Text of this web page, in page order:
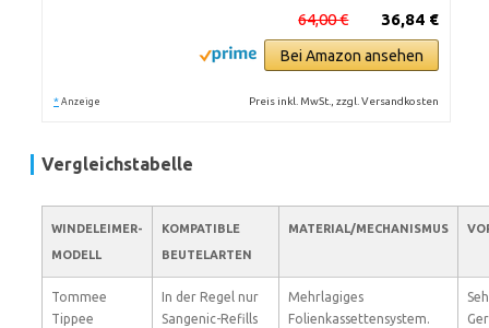
36,84 €
64,00 €
Bei Amazon ansehen
* Anzeige Preis inkl. MwSt., zzgl. Versandkosten
Vergleichstabelle
WINDELEIMER-
MODELL
KOMPATIBLE
BEUTELARTEN
MATERIAL/MECHANISMUS
Tommee
Tippee
In der Regel nur
Sangenic-Refills
Mehrlagiges
Folienkassettensystem.